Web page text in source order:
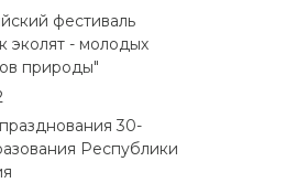
фестиваль
эколят - молодых
природы"
30-
Республики